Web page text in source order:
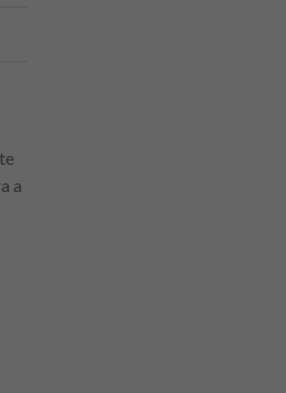
a